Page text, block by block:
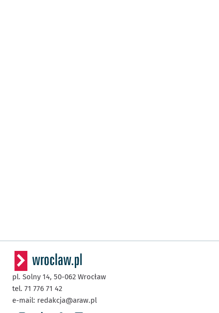
pl. Solny 14, 50-062 Wrocław
tel. 71 776 71 42
e-mail: redakcja@araw.pl